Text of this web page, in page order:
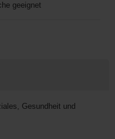
geeignet
Gesundheit und